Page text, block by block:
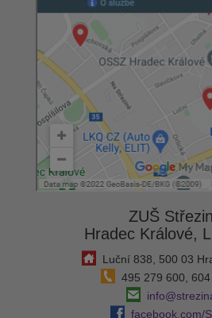
ZUŠ
Hradec Králové,
Luční 838, 500 03
495 279 600,
facebook.com/